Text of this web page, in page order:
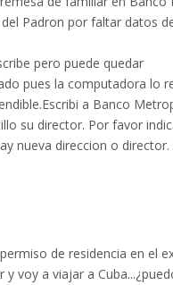
Padron por faltar datos
pero puede quedar
pues la computadora lo
a Banco
su director. Por favor
nueva direccion o director.
de residencia en el
y voy a viajar a